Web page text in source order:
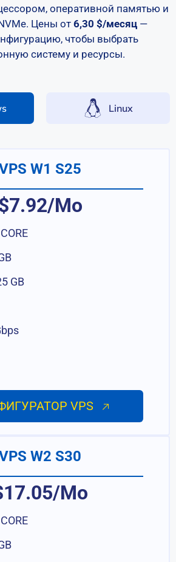
оперативной памятью и
Цены от 6,30 $/месяц —
чтобы выбрать
систему и ресурсы.
Linux
W1 S25
Mo
GB
VPS
W2 S30
Mo